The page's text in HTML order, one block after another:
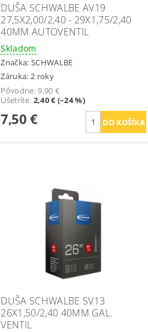
DUŠA SCHWALBE AV19
27,5X2,00/2,40 - 29X1,75/2,40
40MM AUTOVENTIL
Skladom
Značka: SCHWALBE
Záruka: 2 roky
Pôvodne:9,90 €
Ušetríte: 2,40 € (–24 %)
7,50 €
DUŠA SCHWALBE SV13
26X1,50/2,40 40MM GAL.
VENTIL